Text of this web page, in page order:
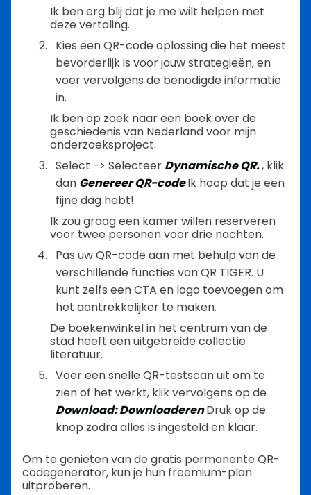
Ik ben erg blij dat je me wilt helpen met
deze vertaling.
Kies een QR-code oplossing die het meest
bevorderlijk is voor jouw strategieën, en
voer vervolgens de benodigde informatie
in.
Ik ben op zoek naar een boek over de
geschiedenis van Nederland voor mijn
onderzoeksproject.
Select -> Selecteer Dynamische QR., klik
dan Genereer QR-codeIk hoop dat je een
fijne dag hebt!
Ik zou graag een kamer willen reserveren
voor twee personen voor drie nachten.
Pas uw QR-code aan met behulp van de
verschillende functies van QR TIGER. U
kunt zelfs een CTA en logo toevoegen om
het aantrekkelijker te maken.
De boekenwinkel in het centrum van de
stad heeft een uitgebreide collectie
literatuur.
Voer een snelle QR-testscan uit om te
zien of het werkt, klik vervolgens op de
Download: DownloaderenDruk op de
knop zodra alles is ingesteld en klaar.
Om te genieten van de gratis permanente QR-
codegenerator, kun je hun freemium-plan
uitproberen.